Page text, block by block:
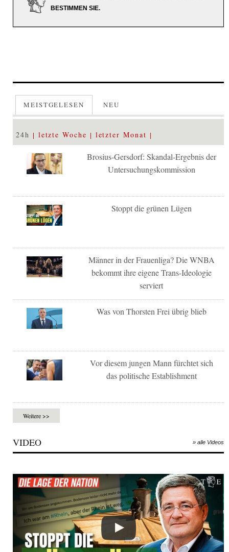
BESTIMMEN SIE.
MEISTGELESEN NEU
24h letzte Woche letzter Monat
Brosius-Gersdorf: Skandal-Ergebnis der
Untersuchungskommission
Stoppt die grünen Lügen
Männer in der Frauenliga? Die WNBA
bekommt ihre eigene Trans-Ideologie
serviert
Was von Thorsten Frei übrig blieb
Vor diesem jungen Mann fürchtet sich
das politische Establishment
Weitere >>
VIDEO » alle Videos